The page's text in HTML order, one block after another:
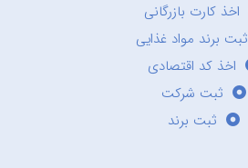
اخذ کارت بازرگانی
ثبت برند مواد غذایی
اخذ کد اقتصادی
ثبت شرکت
ثبت برند